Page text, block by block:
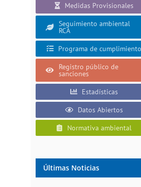
Medidas Provisionales
Seguimiento ambiental
RCA
Programa de cumplimiento
Registro público de
sanciones
Estadísticas
Datos Abiertos
Normativa ambiental
Últimas Noticias